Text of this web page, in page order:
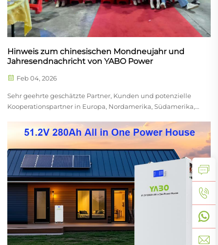
Hinweis zum chinesischen Mondneujahr und
Jahresendnachricht von YABO Power
Feb 04, 2026
Sehr geehrte geschätzte Partner, Kunden und potenzielle
Kooperationspartner in Europa, Nordamerika, Südamerika,
chinesischen Mondneujahrsfeier, die eine Zeit der
Familienzusammenkunft, Erneuerung und Feierlichkeit
markiert, ...